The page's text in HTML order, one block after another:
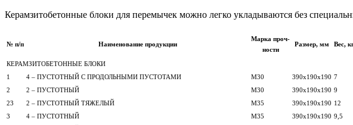
Керамзитобетонные блоки для перемычек можно легко укладываются без
№ п/п Наименование продукции
Марка проч-
ности
Размер, мм Вес,
КЕРАМЗИТОБЕТОННЫЕ БЛОКИ
1
4 – ПУСТОТНЫЙ С ПРОДОЛЬНЫМИ ПУСТОТАМИ М30 390х190х190 7
2
2 – ПУСТОТНЫЙ М30 390х190х190 9
23
2 – ПУСТОТНЫЙ ТЯЖЕЛЫЙ М35 390х190х190 12
3
4 – ПУСТОТНЫЙ М35 390х190х190 9,5